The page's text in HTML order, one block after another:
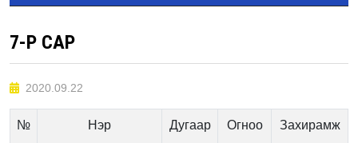
7-Р САР
2020.09.22
№ Нэр Дугаар Огноо Захирамж